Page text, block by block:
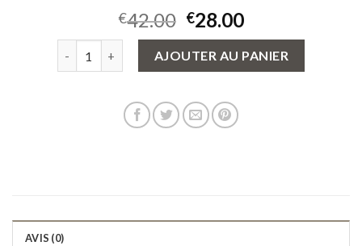
€42.00 €28.00
AJOUTER AU PANIER
AVIS (0)